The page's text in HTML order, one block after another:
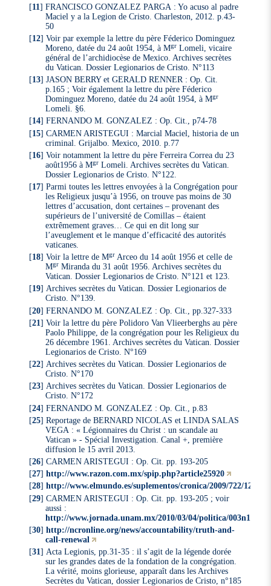
[11]FRANCISCO GONZALEZ PARGA : Yo acuso al padre
Maciel y a la Legion de Cristo. Charleston, 2012. p.43-
50
[12]Voir par exemple la lettre du père Féderico Dominguez
Moreno, datée du 24 août 1954, à MgrLomeli, vicaire
général de l’archidiocèse de Mexico. Archives secrètes
du Vatican. Dossier Legionarios de Cristo. N°113
[13]JASON BERRY et GERALD RENNER : Op. Cit.
p.165 ; Voir également la lettre du père Féderico
Dominguez Moreno, datée du 24 août 1954, à Mgr
Lomeli. §6.
[14]FERNANDO M. GONZALEZ : Op. Cit., p74-78
[15]CARMEN ARISTEGUI : Marcial Maciel, historia de un
criminal. Grijalbo. Mexico, 2010. p.77
[16]Voir notamment la lettre du père Ferreira Correa du 23
août1956 à MgrLomeli. Archives secrètes du Vatican.
Dossier Legionarios de Cristo. N°122.
[17]Parmi toutes les lettres envoyées à la Congrégation pour
les Religieux jusqu’à 1956, on trouve pas moins de 30
lettres d’accusation, dont certaines – provenant des
supérieurs de l’université de Comillas – étaient
extrêmement graves… Ce qui en dit long sur
l’aveuglement et le manque d’efficacité des autorités
vaticanes.
[18]Voir la lettre de Mgr Arceo du 14 août 1956 et celle de
MgrMiranda du 31 août 1956. Archives secrètes du
Vatican. Dossier Legionarios de Cristo. N°121 et 123.
[19]Archives secrètes du Vatican. Dossier Legionarios de
Cristo. N°139.
[20]FERNANDO M. GONZALEZ : Op. Cit., pp.327-333
[21]Voir la lettre du père Polidoro Van Vlieerberghs au père
Paolo Philippe, de la congrégation pour les Religieux du
26 décembre 1961. Archives secrètes du Vatican. Dossier
Legionarios de Cristo. N°169
[22] Archives secrètes du Vatican. Dossier Legionarios de
Cristo. N°170
[23]Archives secrètes du Vatican. Dossier Legionarios de
Cristo. N°172
[24]FERNANDO M. GONZALEZ : Op. Cit., p.83
[25]Reportage de BERNARD NICOLAS et LINDA SALAS
VEGA : « Légionnaires du Christ : un scandale au
Vatican » - Spécial Investigation. Canal +, première
diffusion le 15 avril 2013.
[26]CARMEN ARISTEGUI : Op. Cit. pp. 193-205
[27]http://www.razon.com.mx/spip.php?article25920
[28]http://www.elmundo.es/suplementos/cronica/2009/722/
[29]CARMEN ARISTEGUI : Op. Cit. pp. 193-205 ; voir
aussi :
http://www.jornada.unam.mx/2010/03/04/politica/003n1pol
[30]http://ncronline.org/news/accountability/truth-and-
call-renewal
[31] Acta Legionis, pp.31-35 : il s’agit de la légende dorée
sur les grandes dates de la fondation de la congrégation.
La vérité, moins glorieuse, apparaît dans les Archives
Secrètes du Vatican, dossier Legionarios de Cristo, n°185